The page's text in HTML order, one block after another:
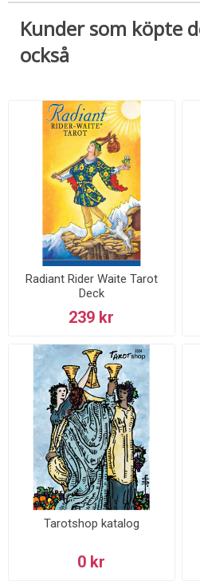
Kunder som köpte
också
Radiant Rider Waite Tarot
Deck
239 kr
Tarotshop katalog
0 kr